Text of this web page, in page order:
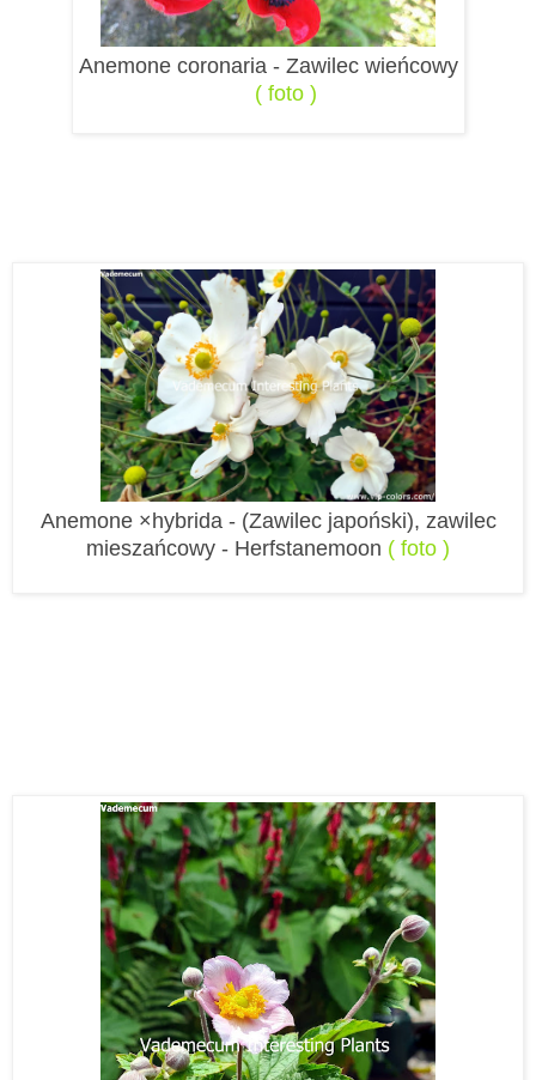
Anemone coronaria - Zawilec wieńcowy
( foto )
Anemone ×hybrida - (Zawilec japoński), zawilec
mieszańcowy - Herfstanemoon ( foto )